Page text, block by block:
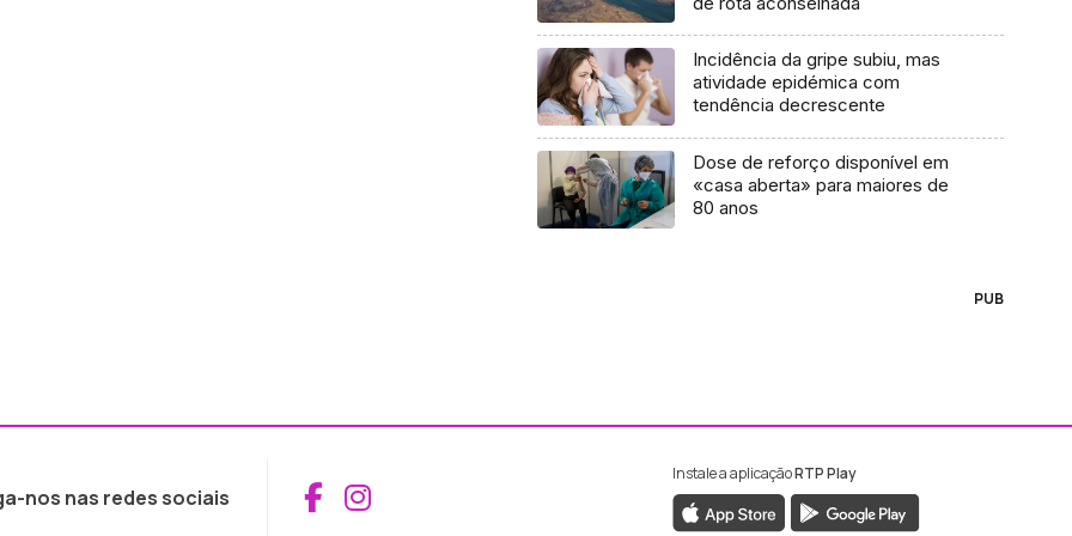
Incidência da gripe subiu, mas
atividade epidémica com
tendência decrescente
Dose de reforço disponível em
«casa aberta» para maiores de
80 anos
PUB
nos nas redes sociais Aceder ao Facebook da RTP Madeira
Aceder ao Instagram da RTP Madeira
Instale a aplicaçãoRTP Play